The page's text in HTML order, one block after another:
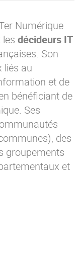
Numérique
décideurs IT
Son
liés au
et de
bénéficiant de
Ses
des
groupements
et